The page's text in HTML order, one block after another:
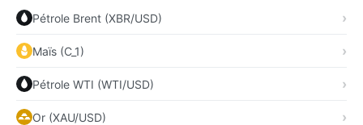
Pétrole Brent (XBR/USD)
Maïs (C_1)
Pétrole WTI (WTI/USD)
Or (XAU/USD)